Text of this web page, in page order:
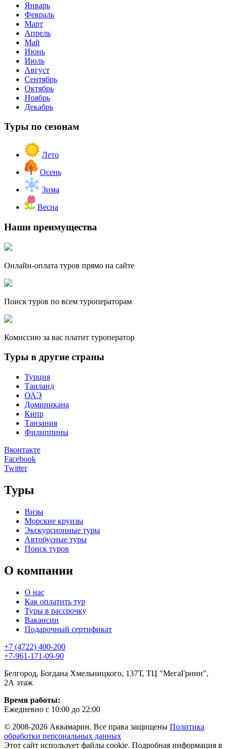
Январь
Февраль
Март
Апрель
Май
Июнь
Июль
Август
Сентябрь
Октябрь
Ноябрь
Декабрь
Туры по сезонам
Лето
Осень
Зима
Весна
Наши преимущества
Онлайн-оплата туров прямо на сайте
Поиск туров по всем туроператорам
Комиссию за вас платит туроператор
Туры в другие страны
Турция
Таиланд
ОАЭ
Доминикана
Кипр
Танзания
Филиппины
Вконтакте
Facebook
Twitter
Туры
Визы
Морские круизы
Экскурсионные туры
Автобусные туры
Поиск туров
О компании
О нас
Как оплатить тур
Туры в рассрочку
Вакансии
Подарочный сертификат
+7 (4722) 400-200
+7-961-171-09-90
Белгород, Богдана Хмельницкого, 137Т, ТЦ "МегаГринн",
2А этаж
Время работы:
Ежедневно с 10:00 до 22:00
© 2008-2026 Аквамарин. Все права защищены Политика
обработки персональных данных
Этот сайт использует файлы cookie. Подробная информация в